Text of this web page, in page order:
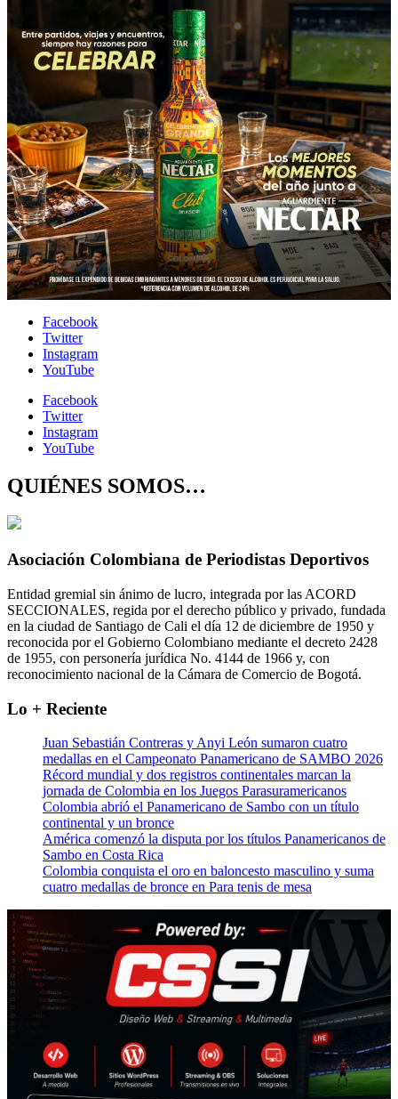
Facebook
Twitter
Instagram
YouTube
Facebook
Twitter
Instagram
YouTube
QUIÉNES SOMOS…
Asociación Colombiana de Periodistas Deportivos
Entidad gremial sin ánimo de lucro, integrada por las ACORD
SECCIONALES, regida por el derecho público y privado, fundada
en la ciudad de Santiago de Cali el día 12 de diciembre de 1950 y
reconocida por el Gobierno Colombiano mediante el decreto 2428
de 1955, con personería jurídica No. 4144 de 1966 y, con
reconocimiento nacional de la Cámara de Comercio de Bogotá.
Lo + Reciente
Juan Sebastián Contreras y Anyi León sumaron cuatro
medallas en el Campeonato Panamericano de SAMBO 2026
Récord mundial y dos registros continentales marcan la
jornada de Colombia en los Juegos Parasuramericanos
Colombia abrió el Panamericano de Sambo con un título
continental y un bronce
América comenzó la disputa por los títulos Panamericanos de
Sambo en Costa Rica
Colombia conquista el oro en baloncesto masculino y suma
cuatro medallas de bronce en Para tenis de mesa